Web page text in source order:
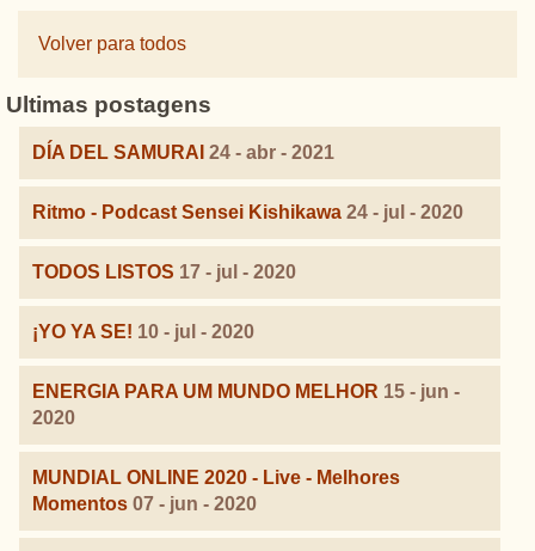
Volver para todos
Ultimas postagens
DÍA DEL SAMURAI 24 - abr - 2021
Ritmo - Podcast Sensei Kishikawa 24 - jul - 2020
TODOS LISTOS 17 - jul - 2020
¡YO YA SE! 10 - jul - 2020
ENERGIA PARA UM MUNDO MELHOR 15 - jun -
2020
MUNDIAL ONLINE 2020 - Live - Melhores
Momentos 07 - jun - 2020